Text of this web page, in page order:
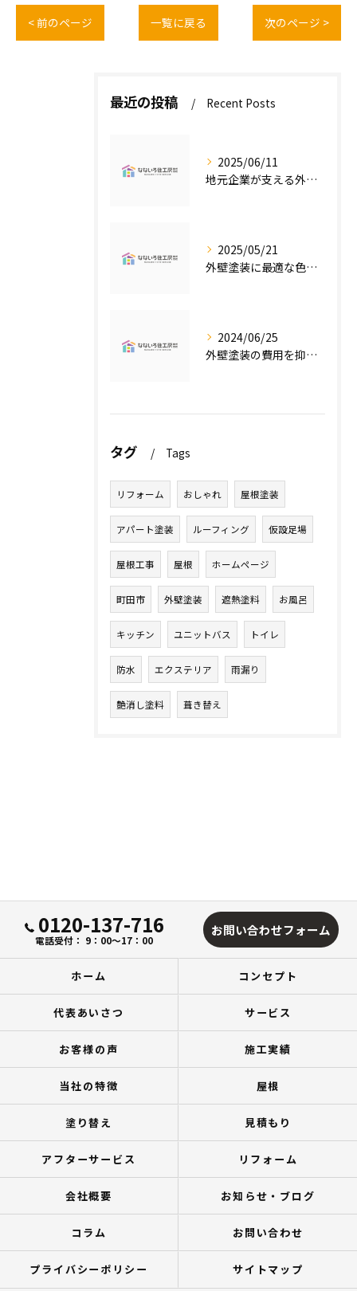
< 前のページ 一覧に戻る 次のページ >
最近の投稿 Recent Posts
2025/06/11
地元企業が支える外壁塗装の魅力
2025/05/21
外壁塗装に最適な色の選び方
2024/06/25
外壁塗装の費用を抑えたい人必見！低価格で高品質な外壁塗装工事のポイントとは？
タグ Tags
リフォーム おしゃれ 屋根塗装
アパート塗装 ルーフィング 仮設足場
屋根工事 屋根 ホームページ
町田市 外壁塗装 遮熱塗料 お風呂
キッチン ユニットバス トイレ
防水 エクステリア 雨漏り
艶消し塗料 葺き替え
0120-137-716
電話受付： 9：00～17：00
お問い合わせフォーム
ホーム コンセプト
代表あいさつ サービス
お客様の声 施工実績
当社の特徴 屋根
塗り替え 見積もり
アフターサービス リフォーム
会社概要 お知らせ・ブログ
コラム お問い合わせ
プライバシーポリシー サイトマップ